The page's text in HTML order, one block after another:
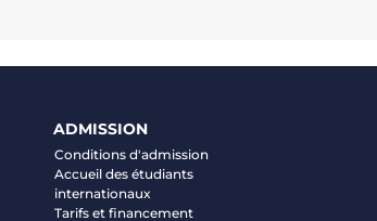
ADMISSION
Conditions d'admission
Accueil des étudiants
internationaux
Tarifs et financement